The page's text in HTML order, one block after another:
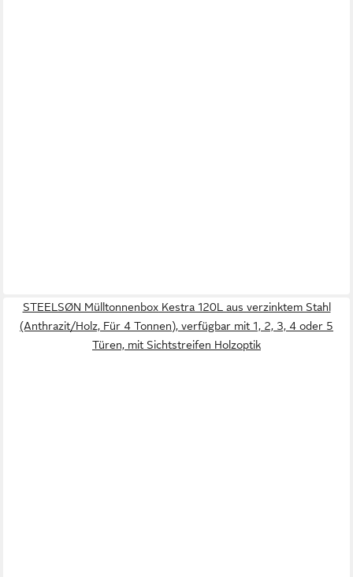
STEELSØN Mülltonnenbox Kestra 120L aus verzinktem Stahl
(Anthrazit/Holz, Für 4 Tonnen), verfügbar mit 1, 2, 3, 4 oder 5
Türen, mit Sichtstreifen Holzoptik